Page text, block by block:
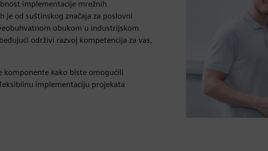
implementacije mrežnih
od suštinskog značaja za poslovni
obukom u industrijskom
održivi razvoj kompetencija za vas,
kako biste omogućili
implementaciju projekata